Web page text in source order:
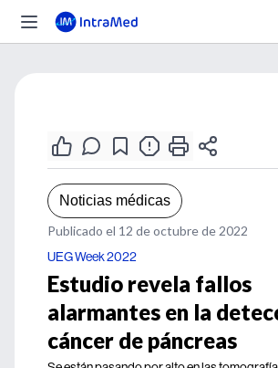
Noticias médicas
Publicado el 12 de octubre de 2022
UEG Week 2022
Estudio revela fallos
alarmantes en la
cáncer de páncreas